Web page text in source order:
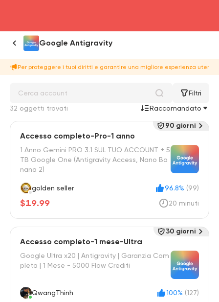
Google Antigravity
Per proteggere i tuoi diritti e garantire una migliore esperienza
Filtri
32 oggetti trovati
Raccomandato
Accesso completo-Pro-1 anno
1 Anno Gemini PRO 3.1 SUL TUO ACCOUNT + 5
TB Google One (Antigravity Access, Nano Ba
nana 2)
golden seller 96.8% (99)
$19.99 20 minuti
90 giorni
Accesso completo-1 mese-Ultra
Google Ultra x20 | Antigravity | Garanzia Com
pleta | 1 Mese - 5000 Flow Crediti
QwangThinh 100% (127)
30 giorni